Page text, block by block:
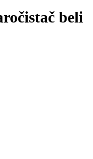
beli